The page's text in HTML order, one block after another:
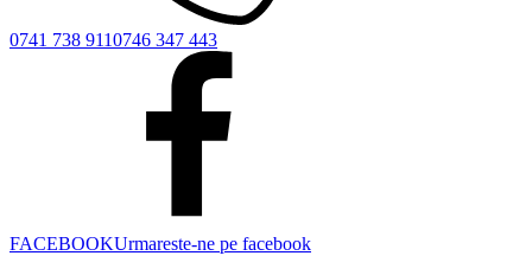
0741 738 9110746 347 443
FACEBOOKUrmareste-ne pe facebook